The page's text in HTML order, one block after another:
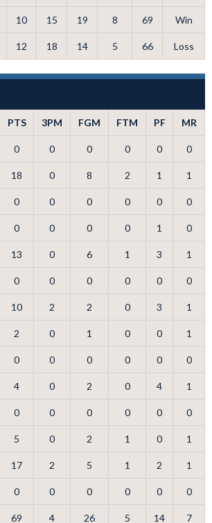
10 15 19 8 69 Win
12 18 14 5 66 Loss
PTS 3PM FGM FTM PF MR
0 0 0 0 0 0
18 0 8 2 1 1
0 0 0 0 0 0
0 0 0 0 1 0
13 0 6 1 3 1
0 0 0 0 0 0
10 2 2 0 3 1
2 0 1 0 0 1
0 0 0 0 0 0
4 0 2 0 4 1
0 0 0 0 0 0
5 0 2 1 0 1
17 2 5 1 2 1
0 0 0 0 0 0
69 4 26 5 14 7